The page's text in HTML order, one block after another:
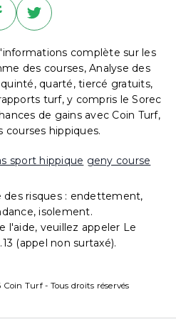
complète sur les
des courses, Analyse des
quarté, tiercé gratuits,
turf, y compris le Sorec
de gains avec Coin Turf,
courses hippiques.
sport hippique geny course
risques : endettement,
isolement.
l'aide, veuillez appeler Le
(appel non surtaxé).
Turf - Tous droits réservés